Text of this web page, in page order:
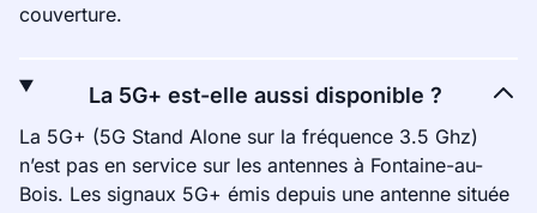
couverture.
La 5G+ est-elle aussi disponible ?
La 5G+ (5G Stand Alone sur la fréquence 3.5 Ghz)
n’est pas en service sur les antennes à Fontaine-au-
Bois. Les signaux 5G+ émis depuis une antenne située